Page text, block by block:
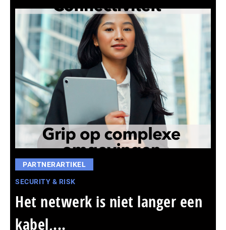
PARTNERARTIKEL
SECURITY & RISK
Het netwerk is niet langer een
kabel,...